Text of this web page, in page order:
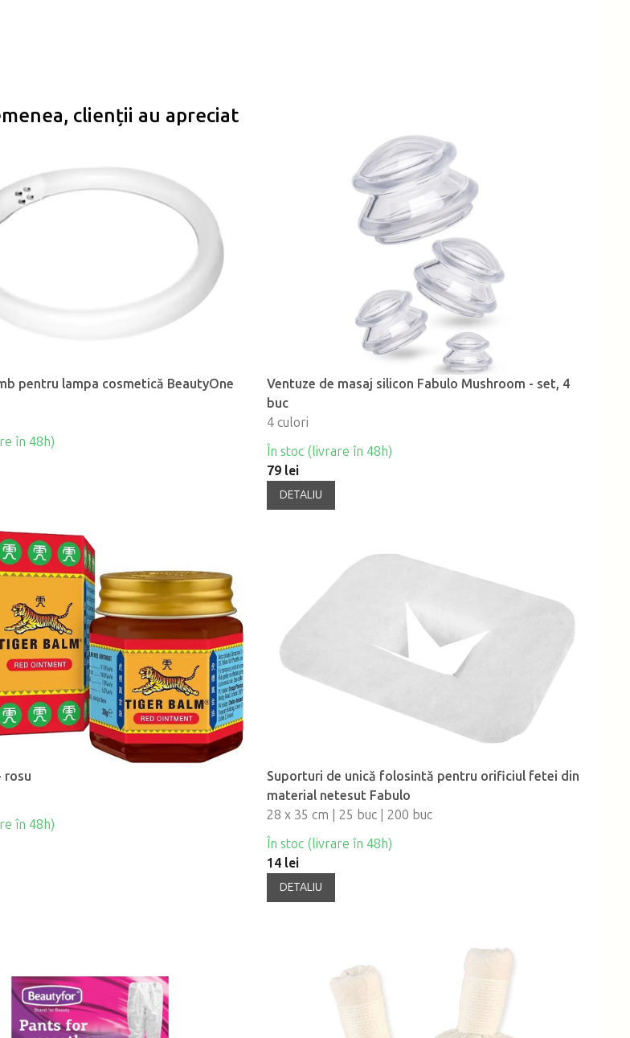
clienții au apreciat
pentru lampa cosmetică BeautyOne
în 48h)
Ventuze de masaj silicon Fabulo Mushroom - set, 4
buc
4 culori
În stoc (livrare în 48h)
79 lei
DETALIU
rosu
în 48h)
Suporturi de unică folosintă pentru orificiul fetei din
material netesut Fabulo
28 x 35 cm | 25 buc | 200 buc
În stoc (livrare în 48h)
14 lei
DETALIU